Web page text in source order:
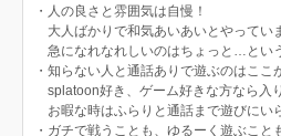
・人の良さと雰囲気は自慢！
大人ばかりで和気あいあいとやってい
急になれなれしいのはちょっと…とい
・知らない人と通話ありで遊ぶのはここ
splatoon好き、ゲーム好きな方なら入
お暇な時はふらりと通話まで遊びにい
・ガチで戦うことも、ゆるーく遊ぶこと